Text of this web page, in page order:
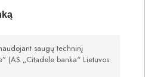
saugų techninį
(AS „Citadele banka“ Lietuvos